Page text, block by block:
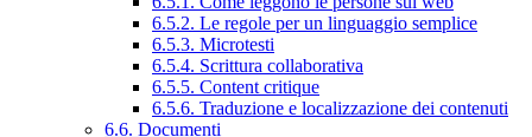
6.5.2. Le regole per un linguaggio semplice
6.5.3. Microtesti
6.5.4. Scrittura collaborativa
6.5.5. Content critique
6.5.6. Traduzione e localizzazione dei contenuti
6.6. Documenti